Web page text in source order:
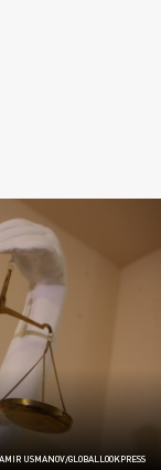
USMANOV/GLOBALLOOKPRESS